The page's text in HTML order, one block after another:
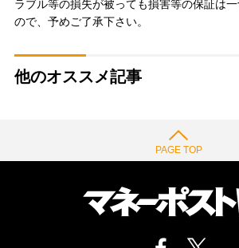
ラブル等の損失が被っても損害等の保証は
ので、予めご了承下さい。
他のオススメ記事
PAGE TOP